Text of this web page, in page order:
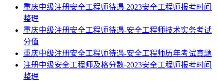
重庆中级注册安全工程师待遇-2023安全工程师报考时间
整理
重庆中级注册安全工程师待遇-安全工程师技术实务考试
分值
重庆中级注册安全工程师待遇-安全工程师历年考试真题
注册中级安全工程师及格分数-2023安全工程师报考时间
整理